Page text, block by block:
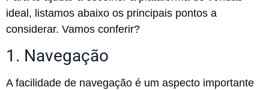
ideal, listamos abaixo os principais pontos a
considerar. Vamos conferir?
1. Navegação
A facilidade de navegação é um aspecto importante